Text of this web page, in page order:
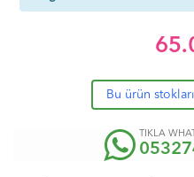
Bu ürün
TIKLA